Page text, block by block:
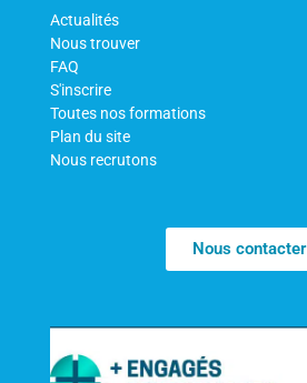
Actualités
Nous trouver
FAQ
S'inscrire
Toutes nos formations
Plan du site
Nous recrutons
Nous contacter